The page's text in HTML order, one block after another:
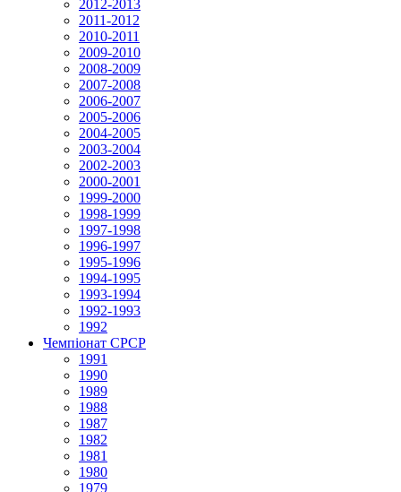
2012-2013
2011-2012
2010-2011
2009-2010
2008-2009
2007-2008
2006-2007
2005-2006
2004-2005
2003-2004
2002-2003
2000-2001
1999-2000
1998-1999
1997-1998
1996-1997
1995-1996
1994-1995
1993-1994
1992-1993
1992
Чемпіонат СРСР
1991
1990
1989
1988
1987
1982
1981
1980
1979